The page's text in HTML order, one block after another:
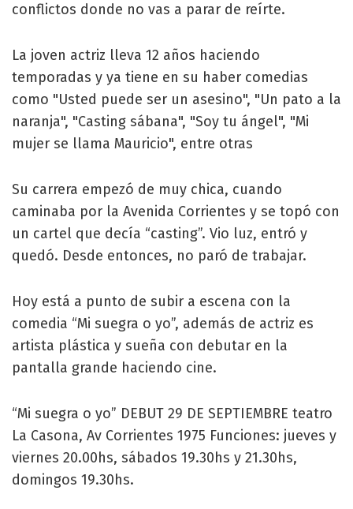
conflictos donde no vas a parar de reírte.
La joven actriz lleva 12 años haciendo
temporadas y ya tiene en su haber comedias
como "Usted puede ser un asesino", "Un pato a la
naranja", "Casting sábana", "Soy tu ángel", "Mi
mujer se llama Mauricio", entre otras
Su carrera empezó de muy chica, cuando
caminaba por la Avenida Corrientes y se topó con
un cartel que decía “casting”. Vio luz, entró y
quedó. Desde entonces, no paró de trabajar.
Hoy está a punto de subir a escena con la
comedia “Mi suegra o yo”, además de actriz es
artista plástica y sueña con debutar en la
pantalla grande haciendo cine.
“Mi suegra o yo” DEBUT 29 DE SEPTIEMBRE teatro
La Casona, Av Corrientes 1975 Funciones: jueves y
viernes 20.00hs, sábados 19.30hs y 21.30hs,
domingos 19.30hs.